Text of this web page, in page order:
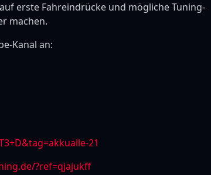
erste Fahreindrücke und mögliche Tuning-
machen.
Kanal an:
21
?ref=qjajukff